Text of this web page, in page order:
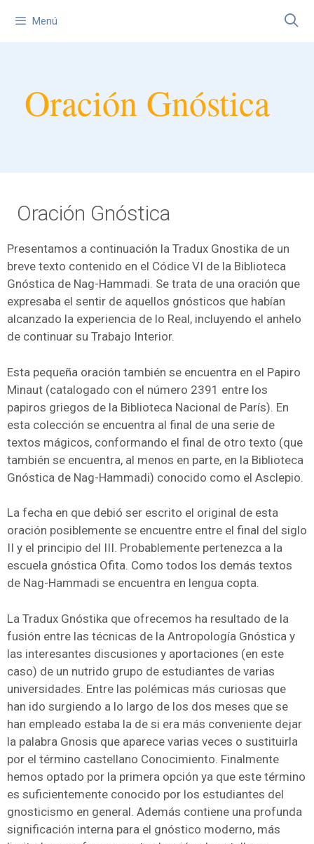
Menú
Oración Gnóstica
Oración Gnóstica
Presentamos a continuación la Tradux Gnostika de un
breve texto contenido en el Códice VI de la Biblioteca
Gnóstica de Nag-Hammadi. Se trata de una oración que
expresaba el sentir de aquellos gnósticos que habían
alcanzado la experiencia de lo Real, incluyendo el anhelo
de continuar su Trabajo Interior.
Esta pequeña oración también se encuentra en el Papiro
Minaut (catalogado con el número 2391 entre los
papiros griegos de la Biblioteca Nacional de París). En
esta colección se encuentra al final de una serie de
textos mágicos, conformando el final de otro texto (que
también se encuentra, al menos en parte, en la Biblioteca
Gnóstica de Nag-Hammadi) conocido como el Asclepio.
La fecha en que debió ser escrito el original de esta
oración posiblemente se encuentre entre el final del siglo
II y el principio del III. Probablemente pertenezca a la
escuela gnóstica Ofita. Como todos los demás textos
de Nag-Hammadi se encuentra en lengua copta.
La Tradux Gnóstika que ofrecemos ha resultado de la
fusión entre las técnicas de la Antropología Gnóstica y
las interesantes discusiones y aportaciones (en este
caso) de un nutrido grupo de estudiantes de varias
universidades. Entre las polémicas más curiosas que
han ido surgiendo a lo largo de los dos meses que se
han empleado estaba la de si era más conveniente dejar
la palabra Gnosis que aparece varias veces o sustituirla
por el término castellano Conocimiento. Finalmente
hemos optado por la primera opción ya que este término
es suficientemente conocido por los estudiantes del
gnosticismo en general. Además contiene una profunda
significación interna para el gnóstico moderno, más